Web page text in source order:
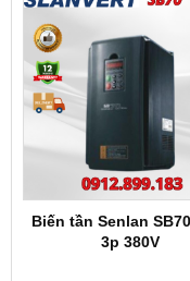
Biến tần Senlan
3p 380V